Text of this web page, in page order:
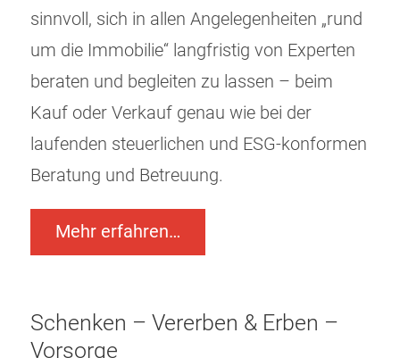
sinnvoll, sich in allen Angelegenheiten „rund
um die Immobilie“ langfristig von Experten
beraten und begleiten zu lassen – beim
Kauf oder Verkauf genau wie bei der
laufenden steuerlichen und ESG-konformen
Beratung und Betreuung.
Mehr erfahren…
Schenken – Vererben & Erben –
Vorsorge